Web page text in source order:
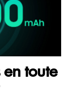
en toute